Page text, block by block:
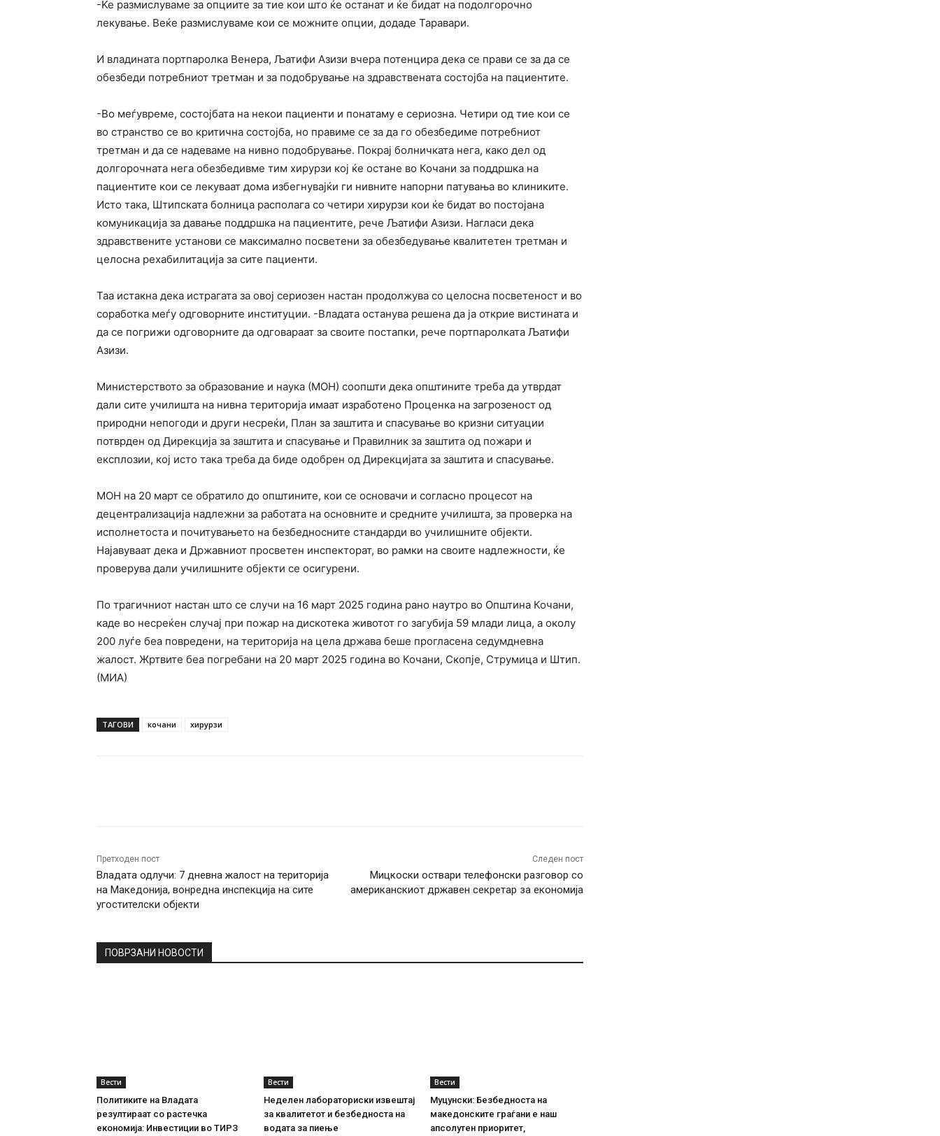
-Ќе размислуваме за опциите за тие кои што ќе останат и ќе бидат на подолгорочно
лекување. Веќе размислуваме кои се можните опции, додаде Таравари.
И владината портпаролка Венера, Љатифи Азизи вчера потенцира дека се прави се за да се
обезбеди потребниот третман и за подобрување на здравствената состојба на пациентите.
-Во меѓувреме, состојбата на некои пациенти и понатаму е сериозна. Четири од тие кои се
во странство се во критична состојба, но правиме се за да го обезбедиме потребниот
третман и да се надеваме на нивно подобрување. Покрај болничката нега, како дел од
долгорочната нега обезбедивме тим хирурзи кој ќе остане во Кочани за поддршка на
пациентите кои се лекуваат дома избегнувајќи ги нивните напорни патувања во клиниките.
Исто така, Штипската болница располага со четири хирурзи кои ќе бидат во постојана
комуникација за давање поддршка на пациентите, рече Љатифи Азизи. Нагласи дека
здравствените установи се максимално посветени за обезбедување квалитетен третман и
целосна рехабилитација за сите пациенти.
Таа истакна дека истрагата за овој сериозен настан продолжува со целосна посветеност и во
соработка меѓу одговорните институции. -Владата останува решена да ја открие вистината и
да се погрижи одговорните да одговараат за своите постапки, рече портпаролката Љатифи
Азизи.
Министерството за образование и наука (МОН) соопшти дека општините треба да утврдат
дали сите училишта на нивна територија имаат изработено Проценка на загрозеност од
природни непогоди и други несреќи, План за заштита и спасување во кризни ситуации
потврден од Дирекција за заштита и спасување и Правилник за заштита од пожари и
експлозии, кој исто така треба да биде одобрен од Дирекцијата за заштита и спасување.
МОН на 20 март се обратило до општините, кои се основачи и согласно процесот на
децентрализација надлежни за работата на основните и средните училишта, за проверка на
исполнетоста и почитувањето на безбедносните стандарди во училишните објекти.
Најавуваат дека и Државниот просветен инспекторат, во рамки на своите надлежности, ќе
проверува дали училишните објекти се осигурени.
По трагичниот настан што се случи на 16 март 2025 година рано наутро во Општина Кочани,
каде во несреќен случај при пожар на дискотека животот го загубија 59 млади лица, а околу
200 луѓе беа повредени, на територија на цела држава беше прогласена седумдневна
жалост. Жртвите беа погребани на 20 март 2025 година во Кочани, Скопје, Струмица и Штип.
(МИА)
ТАГОВИ кочани хирурзи
Претходен пост
Владата одлучи: 7 дневна жалост на територија
на Македонија, вонредна инспекција на сите
угостителски објекти
Следен пост
Мицкоски оствари телефонски разговор со
американскиот државен секретар за економија
ПОВРЗАНИ НОВОСТИ
Вести
Политиките на Владата
резултираат со растечка
економија: Инвестиции во ТИРЗ
Вести
Неделен лабораториски извештај
за квалитетот и безбедноста на
водата за пиење
Вести
Муцунски: Безбедноста на
македонските граѓани е наш
апсолутен приоритет,